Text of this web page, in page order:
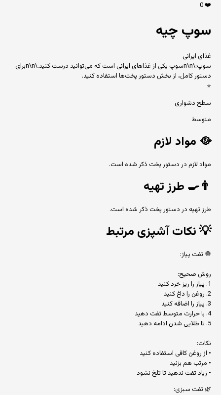
❤️
0
سوپ چیه
غذای ایرانی
سوپ:\n\nسوپ یکی از غذاهای ایرانی است که می‌توانید درست کنید.\n\nبرای
دستور کامل، از بخش دستور پخت‌ها استفاده کنید.
⭐
سطح دشواری
متوسط
🥘 مواد لازم
مواد لازم در دستور پخت ذکر شده است.
👨‍🍳 طرز تهیه
طرز تهیه در دستور پخت ذکر شده است.
💡نکات آشپزی مرتبط
🧅 تفت پیاز:
روش صحیح:
1. پیاز را ریز خرد کنید
2. روغن را داغ کنید
3. پیاز را اضافه کنید
4. با حرارت متوسط تفت دهید
5. تا طلایی شدن ادامه دهید
نکات:
• از روغن کافی استفاده کنید
• مرتب هم بزنید
• زیاد تفت ندهید تا تلخ نشود
🌿 تفت سبزی: